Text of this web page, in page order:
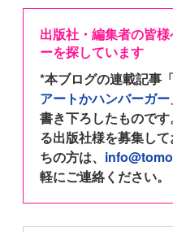
出版社・編集者の皆
ーを探しています
*本ブログの連載記事「
アートかハンバーガー
書き下ろしたもので
る出版社様を募集し
ちの方は、
軽にご連絡ください。